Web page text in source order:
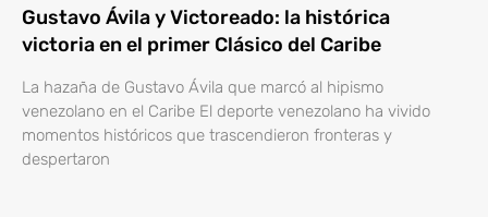
Gustavo Ávila y Victoreado: la histórica
victoria en el primer Clásico del Caribe
La hazaña de Gustavo Ávila que marcó al hipismo
venezolano en el Caribe El deporte venezolano ha vivido
momentos históricos que trascendieron fronteras y
despertaron